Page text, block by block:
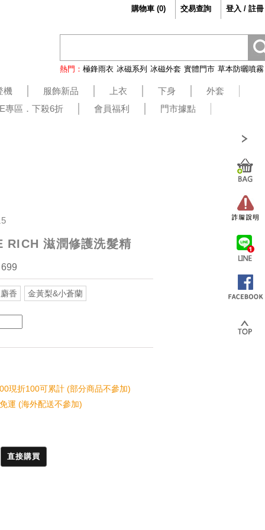
熱門： 極鋒雨衣 冰磁系列 冰磁外套 實體門市 草本防曬噴霧
機 服飾新品 上衣 下身
外套
專區．下殺6折 會員福利
門市據點
購物車 (0) 交易查詢 登入 / 註冊
RICH 滋潤修護洗髮精
香 金黃梨&小蒼蘭
現折100可累計 (部分商品不參加)
運 (海外配送不參加)
直接購買